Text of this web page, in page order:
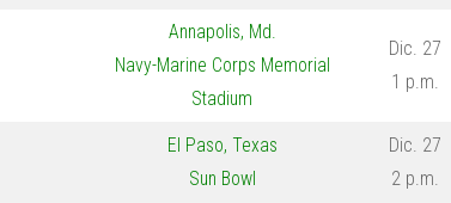
Annapolis, Md.
Navy-Marine Corps Memorial
Stadium
Dic. 27
1 p.m.
El Paso, Texas
Sun Bowl
Dic. 27
2 p.m.